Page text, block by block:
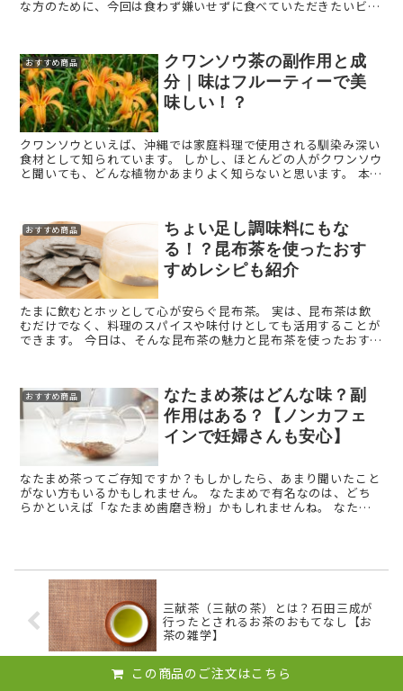
な方のために、今回は食わず嫌いせずに食べていただきたいビー
おすすめ商品
クワンソウ茶の副作用と成
分｜味はフルーティーで美
味しい！？
クワンソウといえば、沖縄では家庭料理で使用される馴染み深い
食材として知られています。 しかし、ほとんどの人がクワンソウ
と聞いても、どんな植物かあまりよく知らないと思います。 本記
おすすめ商品
ちょい足し調味料にもな
る！？昆布茶を使ったおす
すめレシピも紹介
たまに飲むとホッとして心が安らぐ昆布茶。 実は、昆布茶は飲
むだけでなく、料理のスパイスや味付けとしても活用することが
できます。 今日は、そんな昆布茶の魅力と昆布茶を使ったおすす
おすすめ商品
なたまめ茶はどんな味？副
作用はある？【ノンカフェ
インで妊婦さんも安心】
なたまめ茶ってご存知ですか？もしかしたら、あまり聞いたこと
がない方もいるかもしれません。 なたまめで有名なのは、どち
らかといえば「なたまめ歯磨き粉」かもしれませんね。 なたま
三献茶（三献の茶）とは？石田三成が
行ったとされるお茶のおもてなし【お
茶の雑学】
この商品のご注文はこちら